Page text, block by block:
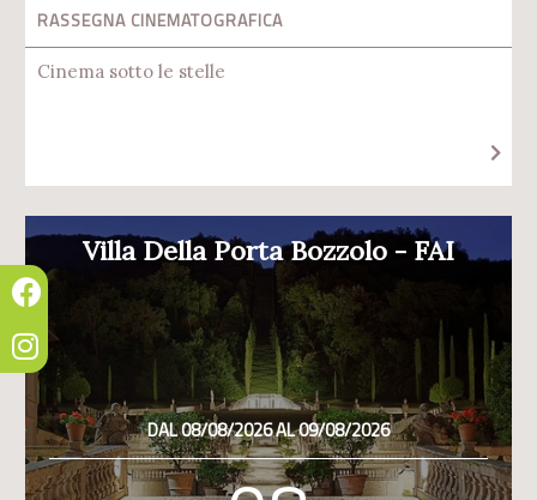
RASSEGNA CINEMATOGRAFICA
Cinema sotto le stelle
Villa Della Porta Bozzolo - FAI
DAL 08/08/2026 AL 09/08/2026